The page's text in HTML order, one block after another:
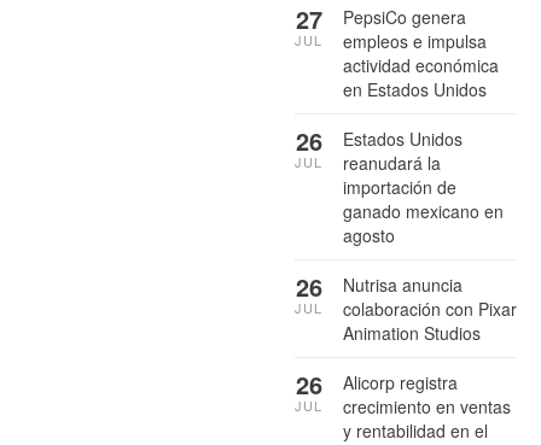
PepsiCo genera
empleos e impulsa
actividad económica
en Estados Unidos
27
JUL
Estados Unidos
reanudará la
importación de
ganado mexicano en
agosto
26
JUL
Nutrisa anuncia
colaboración con Pixar
Animation Studios
26
JUL
Alicorp registra
crecimiento en ventas
y rentabilidad en el
26
JUL